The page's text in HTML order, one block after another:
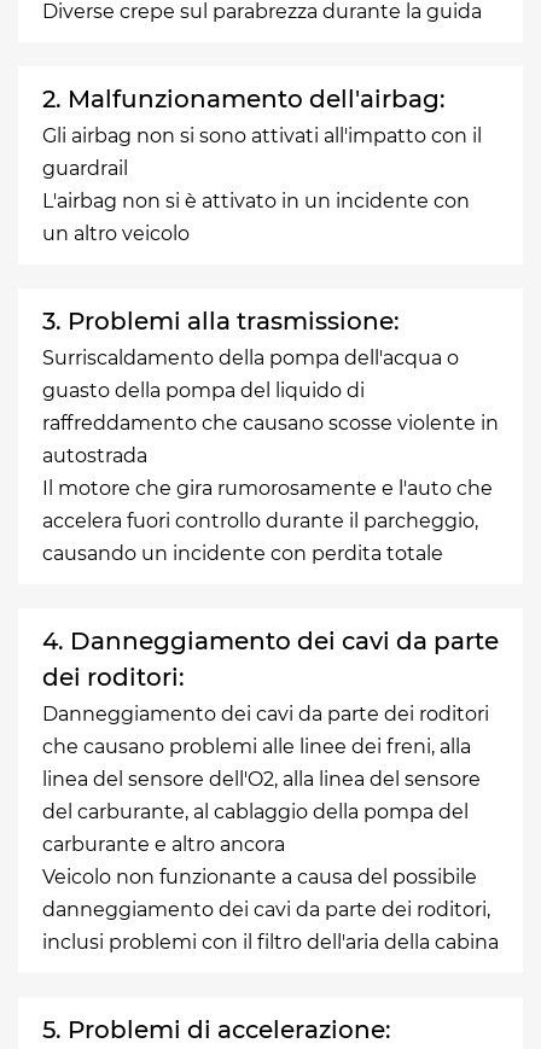
Diverse crepe sul parabrezza durante la guida
2. Malfunzionamento dell'airbag:
Gli airbag non si sono attivati all'impatto con il
guardrail
L'airbag non si è attivato in un incidente con
un altro veicolo
3. Problemi alla trasmissione:
Surriscaldamento della pompa dell'acqua o
guasto della pompa del liquido di
raffreddamento che causano scosse violente in
autostrada
Il motore che gira rumorosamente e l'auto che
accelera fuori controllo durante il parcheggio,
causando un incidente con perdita totale
4. Danneggiamento dei cavi da parte
dei roditori:
Danneggiamento dei cavi da parte dei roditori
che causano problemi alle linee dei freni, alla
linea del sensore dell'O2, alla linea del sensore
del carburante, al cablaggio della pompa del
carburante e altro ancora
Veicolo non funzionante a causa del possibile
danneggiamento dei cavi da parte dei roditori,
inclusi problemi con il filtro dell'aria della cabina
5. Problemi di accelerazione: